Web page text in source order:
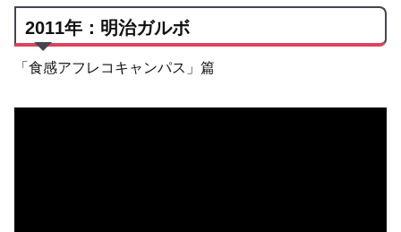
2011年：明治ガルボ
「食感アフレコキャンパス」篇